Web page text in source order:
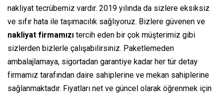
nakliyat tecrübemiz vardır. 2019 yılında da sizlere eksiksiz
ve sıfır hata ile taşımacılık sağlıyoruz. Bizlere güvenen ve
nakliyat firmamızı tercih eden bir çok müşterimiz gibi
sizlerden bizlerle çalışabilirsiniz. Paketlemeden
ambalajlamaya, sigortadan garantiye kadar her tür detay
firmamız tarafından daire sahiplerine ve mekan sahiplerine
sağlanmaktadır. Fiyatları net ve güncel olarak öğrenmek için